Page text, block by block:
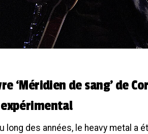
‘Méridien de sang’ de
long des années, le heavy metal a